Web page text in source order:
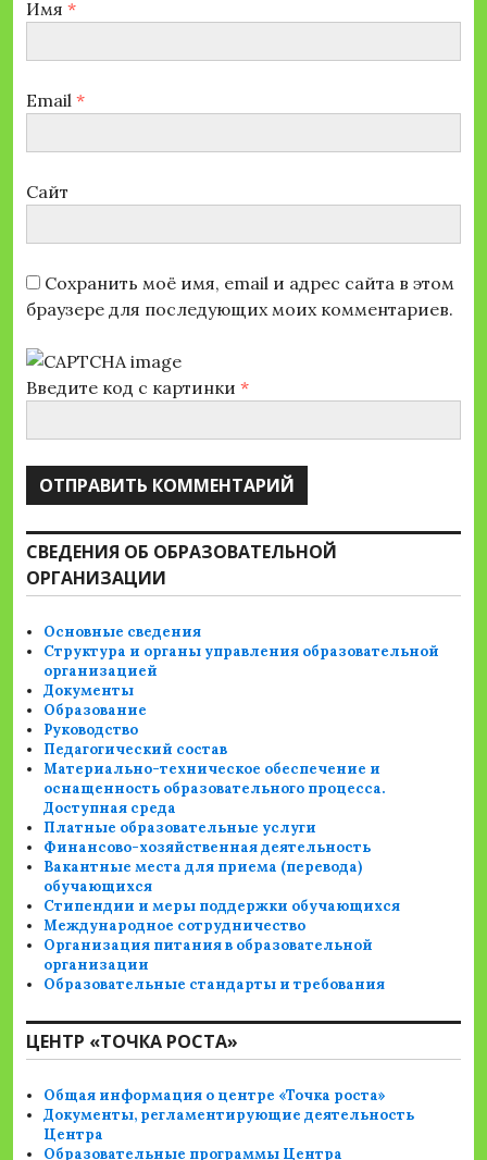
Имя *
Email *
Сайт
Сохранить моё имя, email и адрес сайта в этом
браузере для последующих моих комментариев.
Введите код с картинки *
СВЕДЕНИЯ ОБ ОБРАЗОВАТЕЛЬНОЙ
ОРГАНИЗАЦИИ
Основные сведения
Структура и органы управления образовательной
организацией
Документы
Образование
Руководство
Педагогический состав
Материально-техническое обеспечение и
оснащенность образовательного процесса.
Доступная среда
Платные образовательные услуги
Финансово-хозяйственная деятельность
Вакантные места для приема (перевода)
обучающихся
Стипендии и меры поддержки обучающихся
Международное сотрудничество
Организация питания в образовательной
организации
Образовательные стандарты и требования
ЦЕНТР «ТОЧКА РОСТА»
Общая информация о центре «Точка роста»
Документы, регламентирующие деятельность
Центра
Образовательные программы Центра